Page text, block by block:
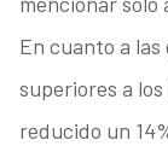
En cuanto a
superiores a
reducido un